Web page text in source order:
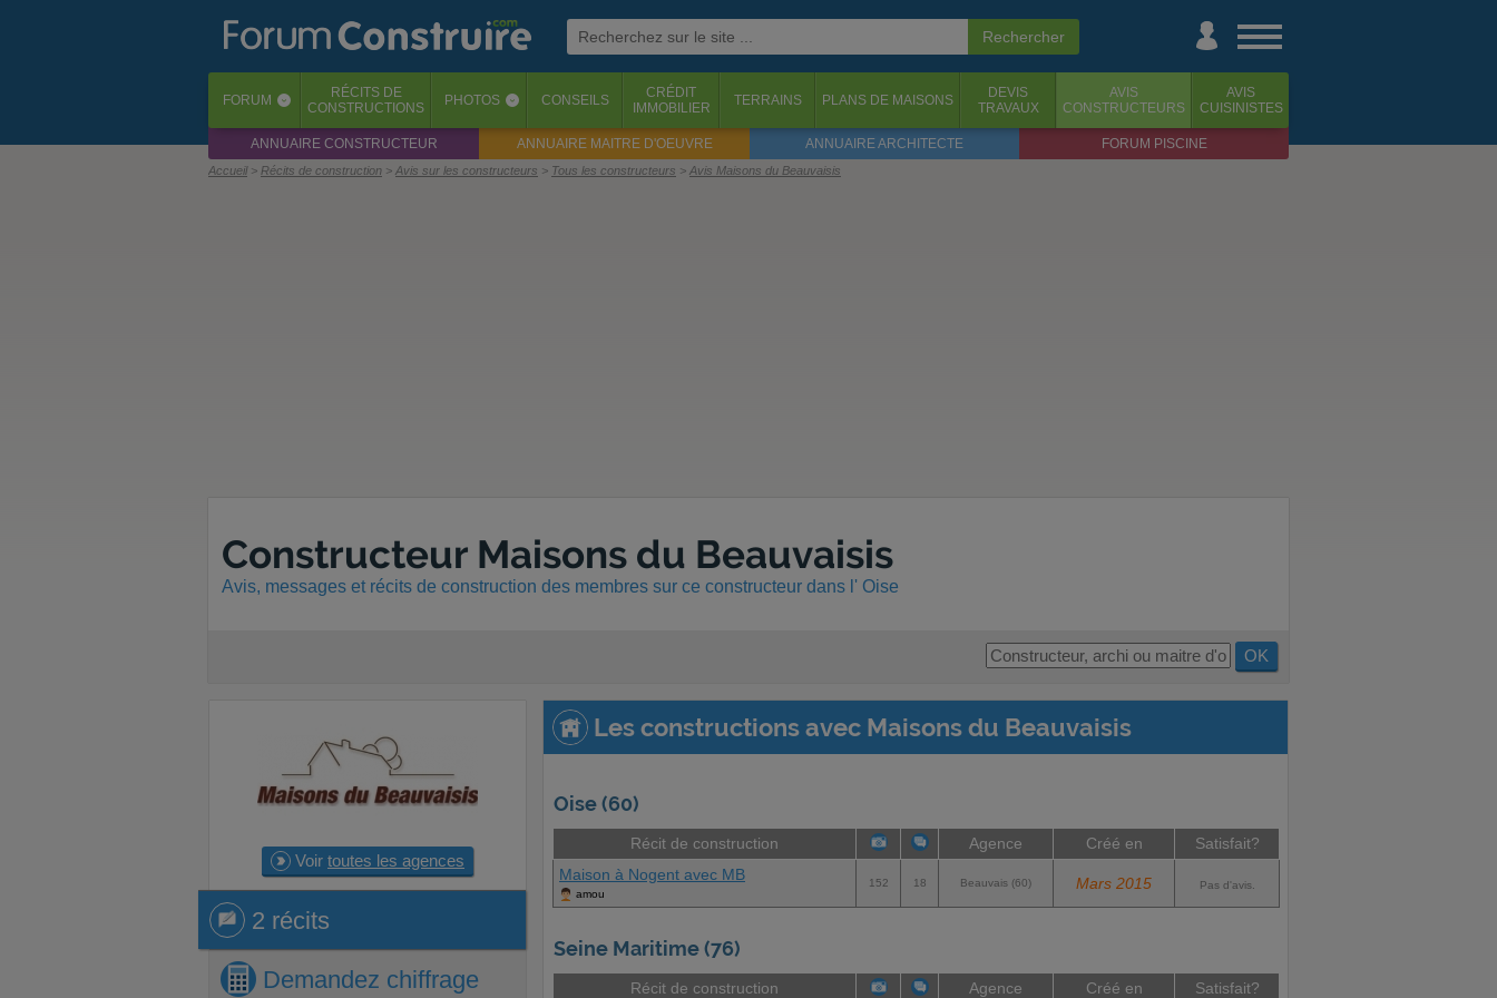
FORUM ‹ RÉCITS DE
CONSTRUCTIONS
PHOTOS ‹ CONSEILS
CRÉDIT
IMMOBILIER
TERRAINS PLANS DE MAISONS
DEVIS
TRAVAUX
AVIS
CONSTRUCTEURS
AVIS
CUISINISTES
ANNUAIRE CONSTRUCTEUR ANNUAIRE MAITRE D'OEUVRE ANNUAIRE ARCHITECTE FORUM PISCINE
Accueil Récits de construction Avis sur les constructeurs Tous les constructeurs Avis Maisons du Beauvaisis
Constructeur Maisons du Beauvaisis
Avis, messages et récits de construction des membres sur ce constructeur dans l' Oise
OK
Voir toutes les agences
2 récits
Demandez chiffrage
2 récits
Les constructions avec Maisons du Beauvaisis
Oise (60)
Récit de construction Agence Créé en
Satisfait?
Maison à Nogent avec MB
amou
152 18 Beauvais (60) Mars 2015 Pas d'avis.
Seine Maritime (76)
Récit de construction Agence Créé en
Satisfait?